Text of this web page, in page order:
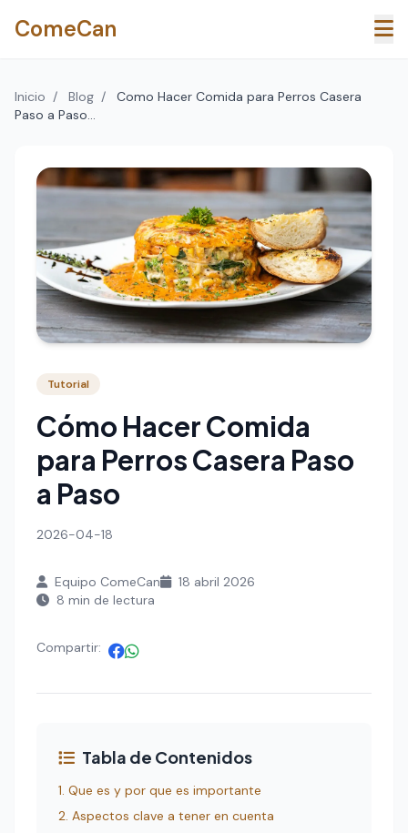
ComeCan
Inicio / Blog /
Como Hacer Comida para Perros Casera
Paso a Paso...
Tutorial
Cómo Hacer Comida
para Perros Casera Paso
a Paso
2026-04-18
Equipo ComeCan
18 abril 2026
8 min de lectura
Compartir:
Tabla de Contenidos
1. Que es y por que es importante
2. Aspectos clave a tener en cuenta